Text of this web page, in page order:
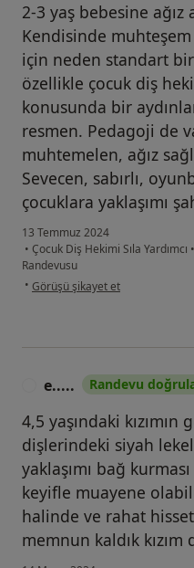
2-3 yaş bebesine ağız
Kendisinde
için neden standart
özellikle çocuk diş
konusunda bir
resmen. Pedagoji de
muhtemelen, ağız
Sevecen, sabırlı,
çocuklara yaklaşımı
13 Temmuz 2024
• Çocuk Diş Hekimi Sıla Yardımcı •
Randevusu
• kullanıcının görüşüne göre n.....
Görüşü şikayet et
e..... Randevu
4,5 yaşındaki
dişlerindeki siyah
yaklaşımı bağ
keyifle muayene
halinde ve rahat
memnun kaldık kızım